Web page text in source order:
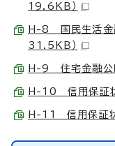
19.6KB）
H-8 国民生活金
31.5KB）
H-9 住宅金融公
H-10 信用保証
H-11 信用保証